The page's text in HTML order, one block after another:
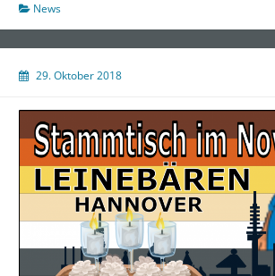
Gruselwichteln
News
29. Oktober 2018